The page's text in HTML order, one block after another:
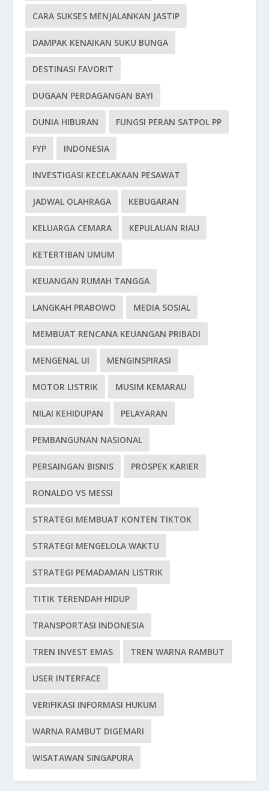
CARA SUKSES MENJALANKAN JASTIP
DAMPAK KENAIKAN SUKU BUNGA
DESTINASI FAVORIT
DUGAAN PERDAGANGAN BAYI
DUNIA HIBURAN FUNGSI PERAN SATPOL PP
FYP INDONESIA
INVESTIGASI KECELAKAAN PESAWAT
JADWAL OLAHRAGA KEBUGARAN
KELUARGA CEMARA KEPULAUAN RIAU
KETERTIBAN UMUM
KEUANGAN RUMAH TANGGA
LANGKAH PRABOWO MEDIA SOSIAL
MEMBUAT RENCANA KEUANGAN PRIBADI
MENGENAL UI MENGINSPIRASI
MOTOR LISTRIK MUSIM KEMARAU
NILAI KEHIDUPAN PELAYARAN
PEMBANGUNAN NASIONAL
PERSAINGAN BISNIS PROSPEK KARIER
RONALDO VS MESSI
STRATEGI MEMBUAT KONTEN TIKTOK
STRATEGI MENGELOLA WAKTU
STRATEGI PEMADAMAN LISTRIK
TITIK TERENDAH HIDUP
TRANSPORTASI INDONESIA
TREN INVEST EMAS TREN WARNA RAMBUT
USER INTERFACE
VERIFIKASI INFORMASI HUKUM
WARNA RAMBUT DIGEMARI
WISATAWAN SINGAPURA